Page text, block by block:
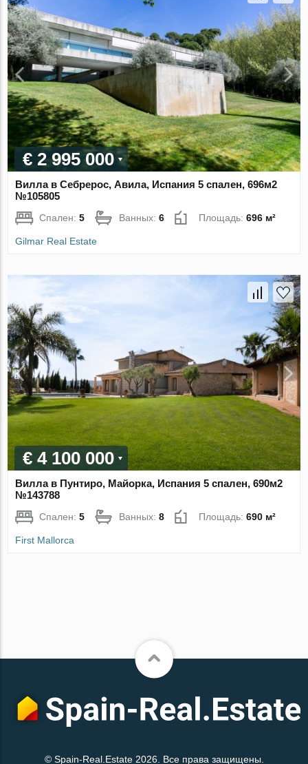
€ 2 995 000
Вилла в Себрерос, Авила, Испания 5 спален, 696м2
№105805
Спален:5 Ванных:6 Площадь:696 м²
Gilmar Real Estate
€ 4 100 000
Вилла в Пунтиро, Майорка, Испания 5 спален, 690м2
№143788
Спален:5 Ванных:8 Площадь:690 м²
First Mallorca
© Spain-Real.Estate 2026. Все права защищены.